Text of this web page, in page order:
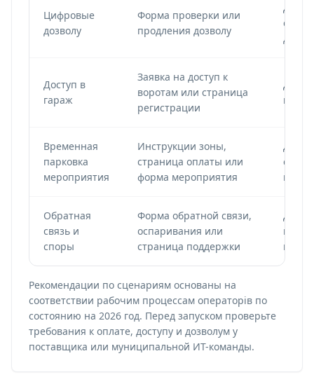
Цифровые
дозволу
Форма проверки или
продления дозволу
code
Доступ в
гараж
Заявка на доступ к
воротам или страница
регистрации
на
Временная
парковка
мероприятия
Инструкции зоны,
страница оплаты или
форма мероприятия
с
Обратная
связь и
споры
Форма обратной связи,
оспаривания или
страница поддержки
на
Рекомендации по сценариям основаны на
соответствии рабочим процессам операторів по
состоянию на 2026 год. Перед запуском проверьте
требования к оплате, доступу и дозволум у
поставщика или муниципальной ИТ-команды.